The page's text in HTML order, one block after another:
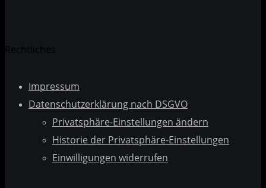
Rechtliches
Impressum
Datenschutzerklärung nach DSGVO
Privatsphäre-Einstellungen ändern
Historie der Privatsphäre-Einstellungen
Einwilligungen widerrufen